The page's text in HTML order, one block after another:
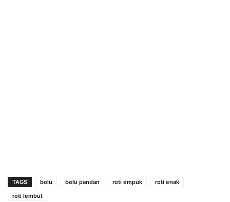
TAGS bolu bolu pandan roti empuk
roti enak
roti lembut